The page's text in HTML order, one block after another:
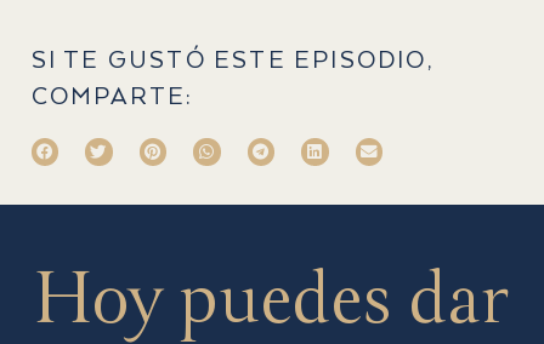
SI TE GUSTÓ ESTE EPISODIO,
COMPARTE:
Hoy puedes dar